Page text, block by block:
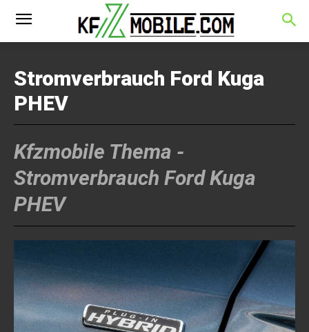
Stromverbrauch Ford Kuga
PHEV
Kfzmobile Thema -
Stromverbrauch Ford Kuga
PHEV